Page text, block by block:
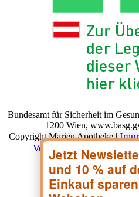
Bundesamt für Sicherheit im
1200 Wien,
Copyright Marien Apotheke |
Versand & Lieferung